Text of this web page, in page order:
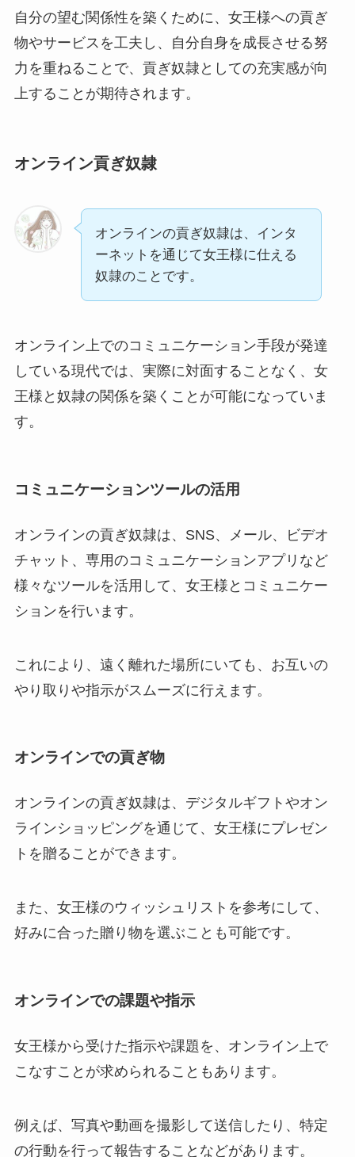
自分の望む関係性を築くために、女王様への貢ぎ
物やサービスを工夫し、自分自身を成長させる努
力を重ねることで、貢ぎ奴隷としての充実感が向
上することが期待されます。
オンライン貢ぎ奴隷
オンラインの貢ぎ奴隷は、インタ
ーネットを通じて女王様に仕える
奴隷のことです。
オンライン上でのコミュニケーション手段が発達
している現代では、実際に対面することなく、女
王様と奴隷の関係を築くことが可能になっていま
す。
コミュニケーションツールの活用
オンラインの貢ぎ奴隷は、SNS、メール、ビデオ
チャット、専用のコミュニケーションアプリなど
様々なツールを活用して、女王様とコミュニケー
ションを行います。
これにより、遠く離れた場所にいても、お互いの
やり取りや指示がスムーズに行えます。
オンラインでの貢ぎ物
オンラインの貢ぎ奴隷は、デジタルギフトやオン
ラインショッピングを通じて、女王様にプレゼン
トを贈ることができます。
また、女王様のウィッシュリストを参考にして、
好みに合った贈り物を選ぶことも可能です。
オンラインでの課題や指示
女王様から受けた指示や課題を、オンライン上で
こなすことが求められることもあります。
例えば、写真や動画を撮影して送信したり、特定
の行動を行って報告することなどがあります。